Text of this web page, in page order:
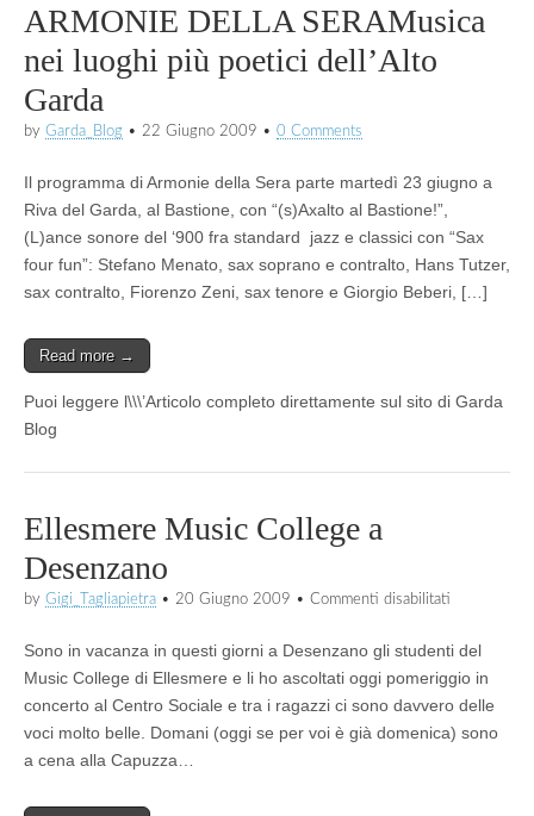
ARMONIE DELLA SERAMusica
nei luoghi più poetici dell’Alto
Garda
by Garda_Blog • 22 Giugno 2009 • 0 Comments
Il programma di Armonie della Sera parte martedì 23 giugno a
Riva del Garda, al Bastione, con “(s)Axalto al Bastione!”,
(L)ance sonore del ‘900 fra standard jazz e classici con “Sax
four fun”: Stefano Menato, sax soprano e contralto, Hans Tutzer,
sax contralto, Fiorenzo Zeni, sax tenore e Giorgio Beberi, […]
Read more →
Puoi leggere l\\\’Articolo completo direttamente sul sito di Garda
Blog
Ellesmere Music College a
Desenzano
by Gigi_Tagliapietra • 20 Giugno 2009 • Commenti disabilitati
College
a
Sono in vacanza in questi giorni a Desenzano gli studenti del
Music College di Ellesmere e li ho ascoltati oggi pomeriggio in
concerto al Centro Sociale e tra i ragazzi ci sono davvero delle
voci molto belle. Domani (oggi se per voi è già domenica) sono
a cena alla Capuzza…